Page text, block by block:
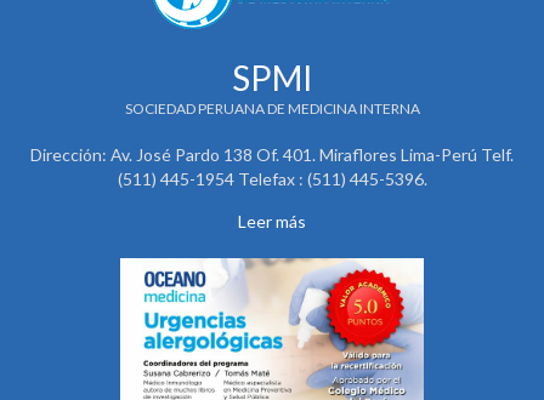
SPMI
SOCIEDAD PERUANA DE MEDICINA INTERNA
Dirección: Av. José Pardo 138 Of. 401. Miraflores Lima-Perú Telf.
(511) 445-1954 Telefax : (511) 445-5396.
Leer más